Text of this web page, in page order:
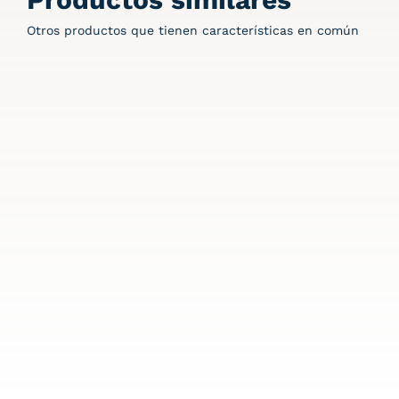
Otros productos que tienen características en común